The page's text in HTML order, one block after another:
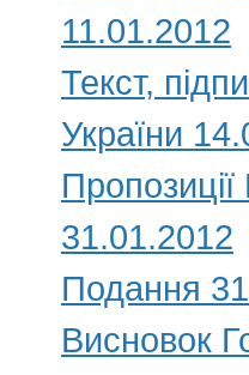
11.01.2012
Текст,
України
31.01.2012
Подання
Висновок